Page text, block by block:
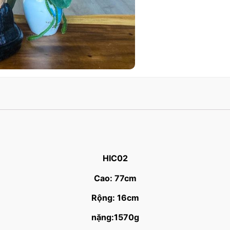
HIC02
Cao: 77cm
Rộng: 16cm
nặng:1570g